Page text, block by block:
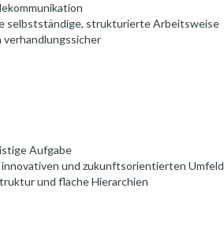
selbstständige, strukturierte Arbeitsweise
Aufgabe
und zukunftsorientierten Umfeld
und flache Hierarchien